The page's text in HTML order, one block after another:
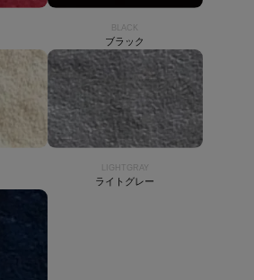
BLACK
ブラック
LIGHTGRAY
ライトグレー